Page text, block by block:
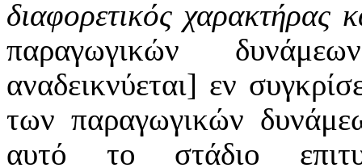
διαφορετικός χαρακτήρας
παραγωγικών
αναδεικνύεται] εν
των παραγωγικών
αυτό το στάδιο